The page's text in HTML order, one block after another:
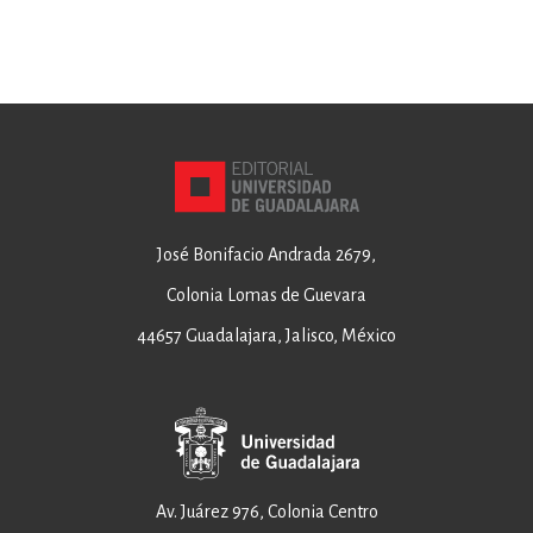
José Bonifacio Andrada 2679,
Colonia Lomas de Guevara
44657 Guadalajara, Jalisco, México
Av. Juárez 976, Colonia Centro